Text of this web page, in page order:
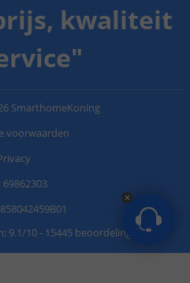
kwaliteit
"
SmarthomeKoning
voorwaarden
69862303
9.1/10- 15445 beoordelingen